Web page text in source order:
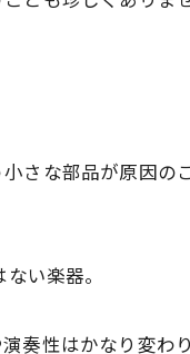
さな部品が原因の
い楽器。
奏性はかなり変わ